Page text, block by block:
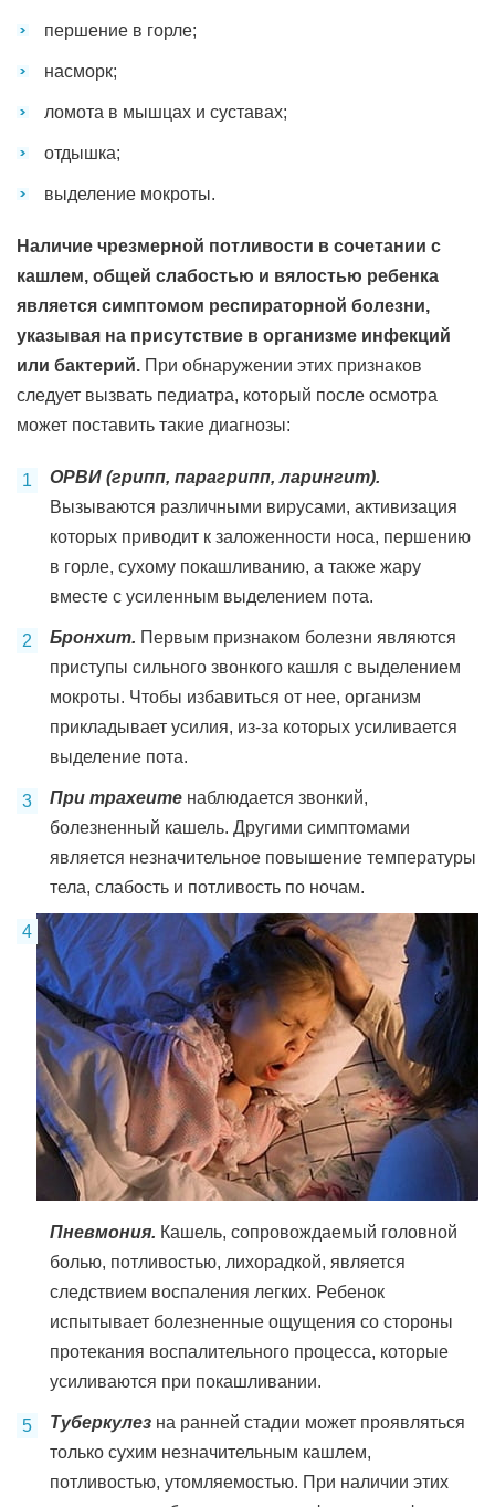
першение в горле;
насморк;
ломота в мышцах и суставах;
отдышка;
выделение мокроты.
Наличие чрезмерной потливости в сочетании с
кашлем, общей слабостью и вялостью ребенка
является симптомом респираторной болезни,
указывая на присутствие в организме инфекций
или бактерий. При обнаружении этих признаков
следует вызвать педиатра, который после осмотра
может поставить такие диагнозы:
ОРВИ (грипп, парагрипп, ларингит).
Вызываются различными вирусами, активизация
которых приводит к заложенности носа, першению
в горле, сухому покашливанию, а также жару
вместе с усиленным выделением пота.
Бронхит. Первым признаком болезни являются
приступы сильного звонкого кашля с выделением
мокроты. Чтобы избавиться от нее, организм
прикладывает усилия, из-за которых усиливается
выделение пота.
При трахеите наблюдается звонкий,
болезненный кашель. Другими симптомами
является незначительное повышение температуры
тела, слабость и потливость по ночам.
Пневмония. Кашель, сопровождаемый головной
болью, потливостью, лихорадкой, является
следствием воспаления легких. Ребенок
испытывает болезненные ощущения со стороны
протекания воспалительного процесса, которые
усиливаются при покашливании.
Туберкулез на ранней стадии может проявляться
только сухим незначительным кашлем,
потливостью, утомляемостью. При наличии этих